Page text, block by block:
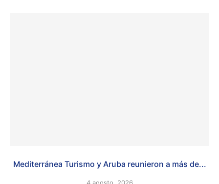
Mediterránea Turismo y Aruba reunieron a más de...